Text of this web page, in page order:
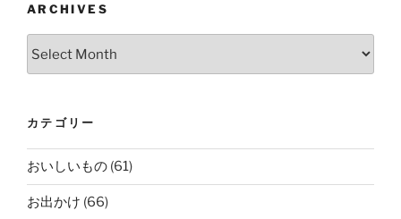
ARCHIVES
カテゴリー
おいしいもの (61)
お出かけ (66)